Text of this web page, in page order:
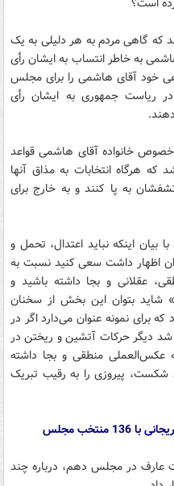
که گاهی مردم به هر دلیلی به یک
به خاطر انتساب به ایشان رأی
خود آقای هاشمی را برای مجلس
ریاست جمهوری به ایشان رأی
خانواده آقای هاشمی قواعد
که هرگاه انتخابات به مذاق آنها
به پا کنند و به خارج برای
اینکه نباید اعتدال، تحمل و
اظهار داشت سعی کنید نسبت به
عقلانی و بجا داشته باشید و
شاید بتوان این بخش از سخنان
برای نمونه عنوان می‌دارد اگر در
شد دیگر حرکات آتشین و ریختن در
عکس‌العملی منطقی و بجا داشته
شکست، پیروزی را به رقیب تبریک
منتخب مجلس
عارف در مجلس دهم، درباره چند